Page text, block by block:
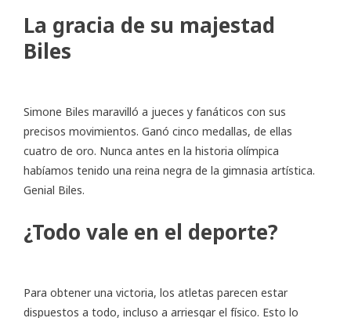
La gracia de su majestad
Biles
Simone Biles maravilló a jueces y fanáticos con sus
precisos movimientos. Ganó cinco medallas, de ellas
cuatro de oro. Nunca antes en la historia olímpica
habíamos tenido una reina negra de la gimnasia artística.
Genial Biles.
¿Todo vale en el deporte?
Para obtener una victoria, los atletas parecen estar
dispuestos a todo, incluso a arriesgar el físico. Esto lo